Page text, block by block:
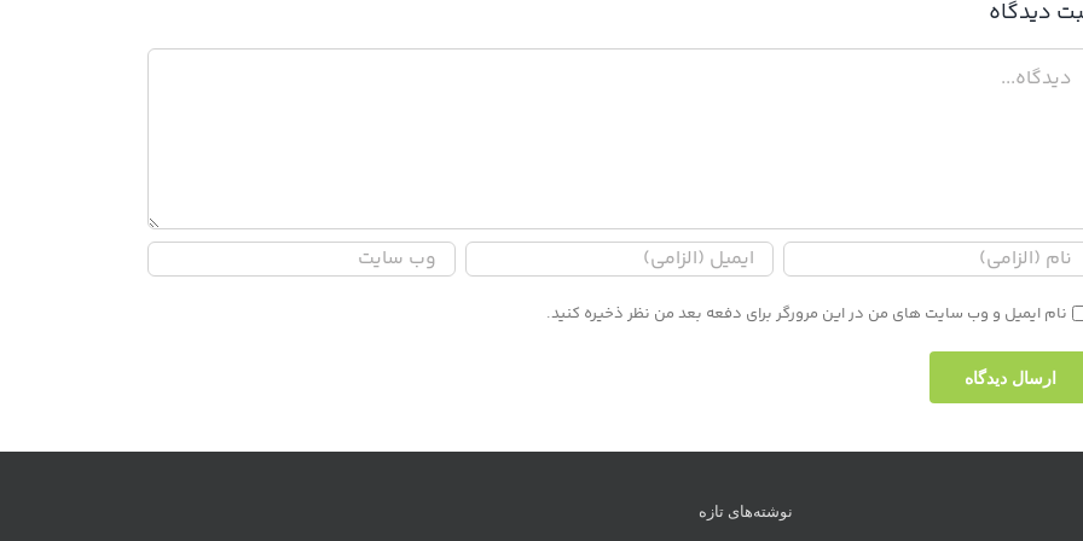
ديدگاه
نام ایمیل و وب سایت های من در این مرورگر برای دفعه بعد من نظر ذخیره کنید.
نوشته‌های تازه